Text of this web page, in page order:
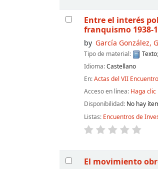
Entre el interés
franquismo 1938-
by García González,
Tipo de material: Texto
Idioma:Castellano
En:Actas del VII
Acceso en línea: Haga
Disponibilidad: No hay
Listas: Encuentros de
El movimiento